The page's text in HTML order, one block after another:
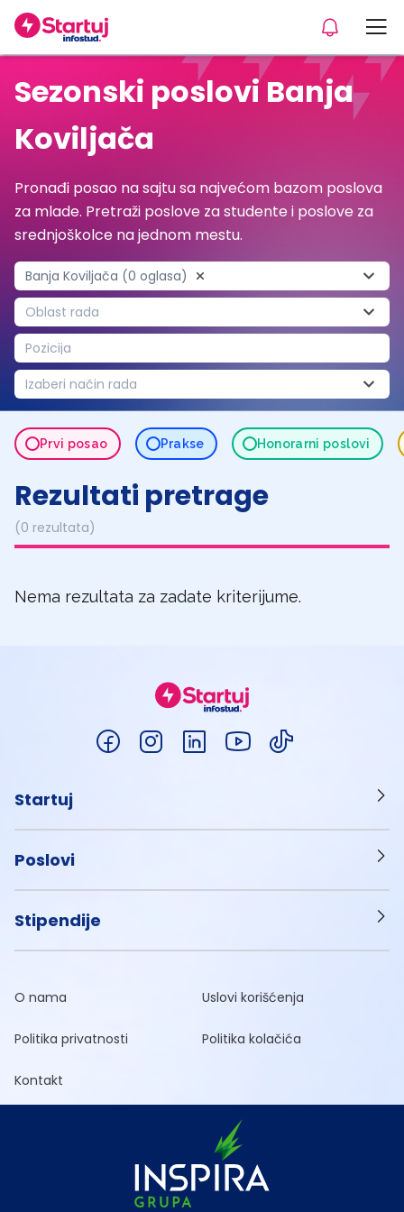
Sezonski poslovi Banja
Koviljača
Pronađi posao na sajtu sa najvećom bazom poslova
za mlade. Pretraži poslove za studente i poslove za
srednjoškolce na jednom mestu.
Banja Koviljača (0 oglasa)
Oblast rada
Pozicija
Izaberi način rada
Prvi posao Prakse Honorarni poslovi
Rezultati pretrage
(0 rezultata)
Nema rezultata za zadate kriterijume.
Startuj
Poslovi
Stipendije
O nama Uslovi korišćenja
Politika privatnosti Politika kolačića
Kontakt